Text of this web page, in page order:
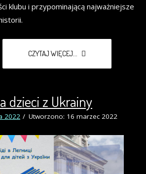
klubu i przypominającą najważniejsze
CZYTAJ WIĘCEJ...
dzieci z Ukrainy
2022 Utworzono: 16 marzec 2022